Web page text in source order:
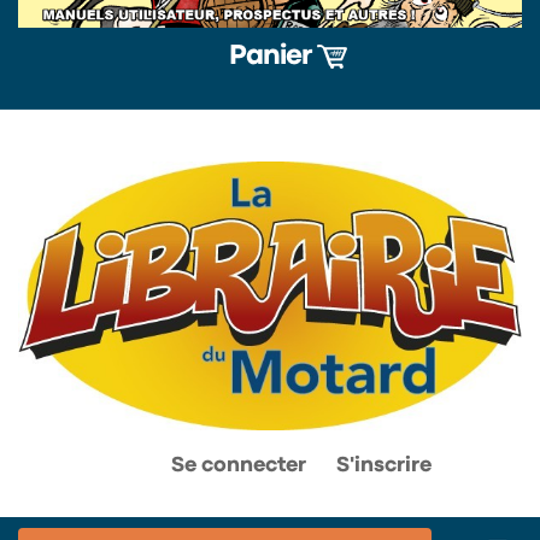
Panier
Se connecter S'inscrire